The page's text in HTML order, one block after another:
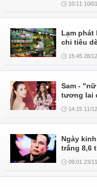
10:11 10/
Lạm phát
chi tiêu
15:45 28/
Sam -
tương lai
14:15 11/
Ngày
trắng 8,6
09:01 23/